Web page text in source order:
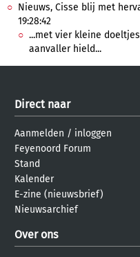
Nieuws, Cisse blij met
19:28:42
...met vier kleine
aanvaller hield...
Direct naar
Aanmelden / inloggen
Feyenoord Forum
Stand
Kalender
E-zine (nieuwsbrief)
Nieuwsarchief
Over ons